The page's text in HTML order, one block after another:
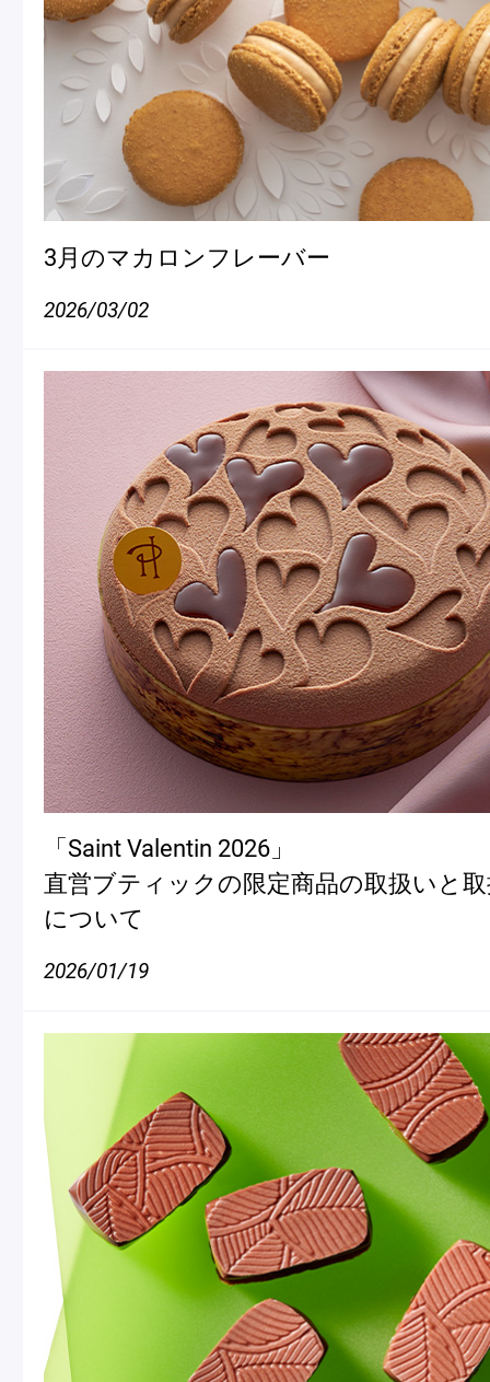
3月のマカロンフレーバー
2026/03/02
「Saint Valentin 2026」
直営ブティックの限定商品の取扱いと
について
2026/01/19